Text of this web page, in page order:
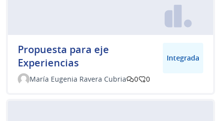
Propuesta para eje
Experiencias
Integrada
María Eugenia Ravera Cubria 0 0